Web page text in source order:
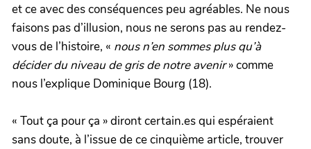
et ce avec des conséquences peu agréables. Ne nous
faisons pas d’illusion, nous ne serons pas au rendez-
vous de l’histoire, « nous n’en sommes plus qu’à
décider du niveau de gris de notre avenir» comme
nous l’explique Dominique Bourg (18).
« Tout ça pour ça » diront certain.es qui espéraient
sans doute, à l’issue de ce cinquième article, trouver